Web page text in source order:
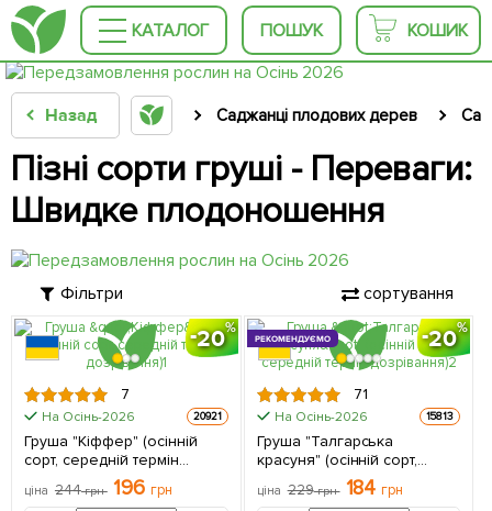
КАТАЛОГ ПОШУК КОШИК
Назад Саджанці плодових дерев
Пізні сорти груші - Переваги:
Швидке плодоношення
Фільтри сортування
20
7
На Осінь-2026 20921
Груша "Кіффер" (осінній
сорт, середній термін
дозрівання) 1 саджанець в
упаковці
ціна 244грн 196 грн
20
РЕКОМЕНДУЄМО
71
На Осінь-2026 15813
Груша "Талгарська
красуня" (осінній сорт,
середній термін
дозрівання) 1 саджанець в
ціна 229грн 184 грн